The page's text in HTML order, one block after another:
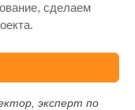
сделаем
эксперт по